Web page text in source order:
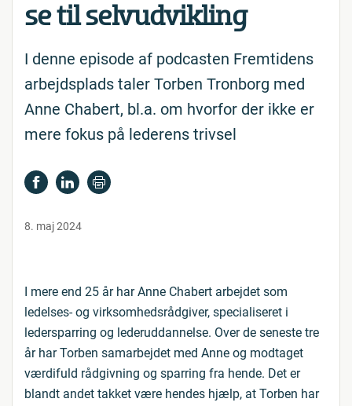
se til sel­v­ud­vik­ling
I denne episode af podcasten Fremtidens
arbejdsplads taler Torben Tronborg med
Anne Chabert, bl.a. om hvorfor der ikke er
mere fokus på lederens trivsel
8. maj 2024
I mere end 25 år har Anne Chabert arbejdet som
ledelses- og virksomhedsrådgiver, specialiseret i
ledersparring og lederuddannelse. Over de seneste tre
år har Torben samarbejdet med Anne og modtaget
værdifuld rådgivning og sparring fra hende. Det er
blandt andet takket være hendes hjælp, at Torben har